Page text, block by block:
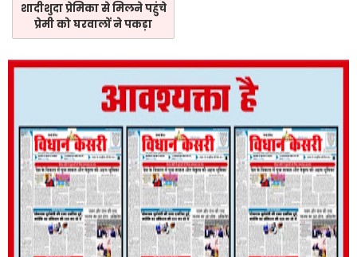
शादीशुदा प्रेमिका से मिलने पहुंचे
प्रेमी को घरवालों ने पकड़ा